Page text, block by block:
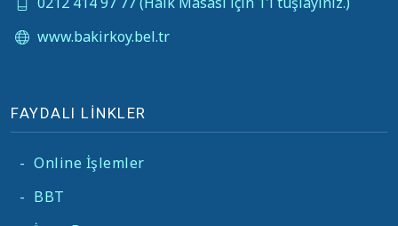
www.bakirkoy.bel.tr
FAYDALI LİNKLER
- Online İşlemler
- BBT